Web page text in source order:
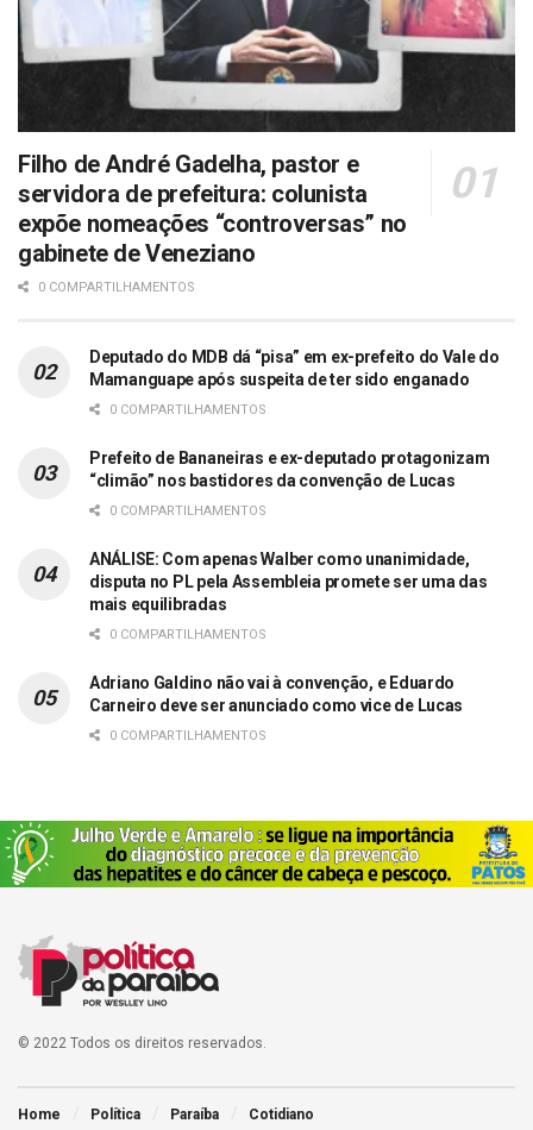
Filho de André Gadelha, pastor e
servidora de prefeitura: colunista
expõe nomeações “controversas” no
gabinete de Veneziano
0 COMPARTILHAMENTOS
Deputado do MDB dá “pisa” em ex-prefeito do Vale do
Mamanguape após suspeita de ter sido enganado
0 COMPARTILHAMENTOS
Prefeito de Bananeiras e ex-deputado protagonizam
“climão” nos bastidores da convenção de Lucas
0 COMPARTILHAMENTOS
ANÁLISE: Com apenas Walber como unanimidade,
disputa no PL pela Assembleia promete ser uma das
mais equilibradas
0 COMPARTILHAMENTOS
Adriano Galdino não vai à convenção, e Eduardo
Carneiro deve ser anunciado como vice de Lucas
0 COMPARTILHAMENTOS
© 2022 Todos os direitos reservados.
Home Política Paraíba Cotidiano